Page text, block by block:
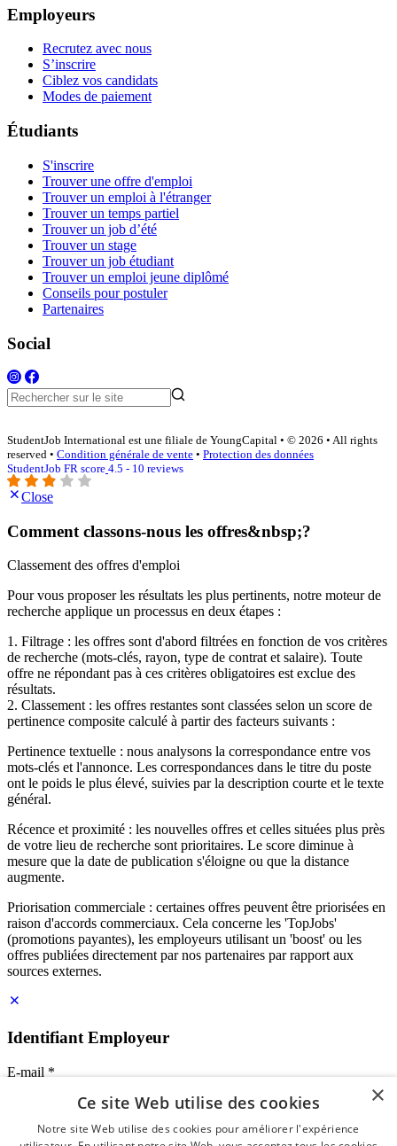
Employeurs
Recrutez avec nous
S’inscrire
Ciblez vos candidats
Modes de paiement
Étudiants
S'inscrire
Trouver une offre d'emploi
Trouver un emploi à l'étranger
Trouver un temps partiel
Trouver un job d’été
Trouver un stage
Trouver un job étudiant
Trouver un emploi jeune diplômé
Conseils pour postuler
Partenaires
Social
StudentJob International est une filiale de YoungCapital • © 2026 • All rights
reserved • Condition générale de vente • Protection des données
StudentJob FR score 4.5 - 10 reviews
Close
Comment classons-nous les offres&nbsp;?
Classement des offres d'emploi
Pour vous proposer les résultats les plus pertinents, notre moteur de
recherche applique un processus en deux étapes :
1. Filtrage : les offres sont d'abord filtrées en fonction de vos critères
de recherche (mots-clés, rayon, type de contrat et salaire). Toute
offre ne répondant pas à ces critères obligatoires est exclue des
résultats.
2. Classement : les offres restantes sont classées selon un score de
pertinence composite calculé à partir des facteurs suivants :
Pertinence textuelle : nous analysons la correspondance entre vos
mots-clés et l'annonce. Les correspondances dans le titre du poste
ont le poids le plus élevé, suivies par la description courte et le texte
général.
Récence et proximité : les nouvelles offres et celles situées plus près
de votre lieu de recherche sont prioritaires. Le score diminue à
mesure que la date de publication s'éloigne ou que la distance
augmente.
Priorisation commerciale : certaines offres peuvent être priorisées en
raison d'accords commerciaux. Cela concerne les 'TopJobs'
(promotions payantes), les employeurs utilisant un 'boost' ou les
offres publiées directement par nos partenaires par rapport aux
sources externes.
Identifiant Employeur
E-mail *
Mot de passe
se souvenir de moi
×
Ce site Web utilise des cookies
Notre site Web utilise des cookies pour améliorer l'expérience